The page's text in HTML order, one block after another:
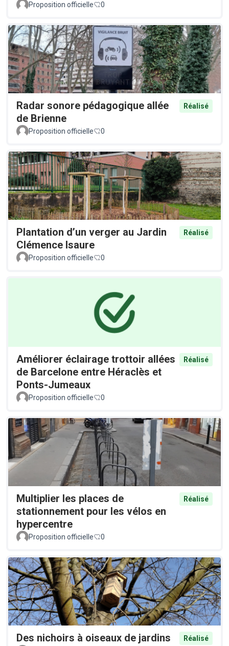
Proposition officielle 0
Radar sonore pédagogique allée
de Brienne
Réalisé
Proposition officielle 0
Plantation d’un verger au Jardin
Clémence Isaure
Réalisé
Proposition officielle 0
Améliorer éclairage trottoir allées
de Barcelone entre Héraclès et
Ponts-Jumeaux
Réalisé
Proposition officielle 0
Multiplier les places de
stationnement pour les vélos en
hypercentre
Réalisé
Proposition officielle 0
Des nichoirs à oiseaux de jardins
Réalisé